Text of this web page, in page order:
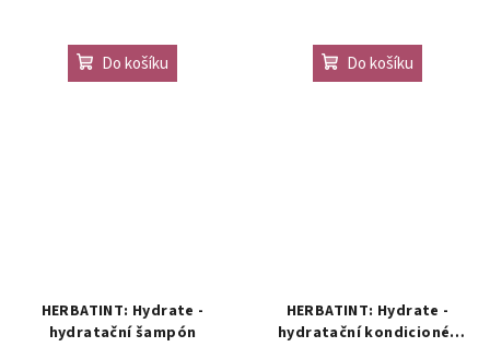
Do košíku Do košíku
HERBATINT: Hydrate -
hydratační šampón
HERBATINT: Hydrate -
hydratační kondicionér